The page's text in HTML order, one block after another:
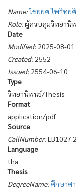
Name:ไชยยศ ไพวิทย
Role:ผู้ควบคุมวิทยานิ
Date
Modified: 2025-08-01
Created: 2552
Issued: 2554-06-10
Type
วิทยานิพนธ์/Thesis
Format
application/pdf
Source
CallNumber:
Language
tha
Thesis
DegreeName: ศึกษาศ